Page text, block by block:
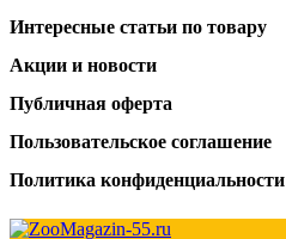
Интересные статьи по товару
Акции и новости
Публичная оферта
Пользовательское соглашение
Политика конфиденциальности